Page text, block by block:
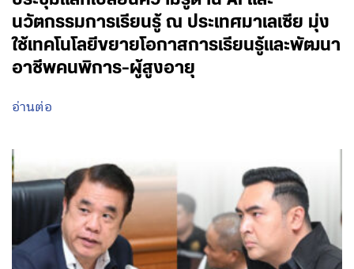
นวัตกรรมการเรียนรู้ ณ ประเทศมาเลเซีย มุ่ง
ใช้เทคโนโลยีขยายโอกาสการเรียนรู้และพัฒนา
อาชีพคนพิการ-ผู้สูงอายุ
อ่านต่อ